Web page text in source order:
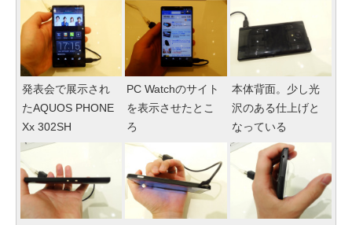
発表会で展示され
たAQUOS PHONE
Xx 302SH
PC Watchのサイト
を表示させたとこ
ろ
本体背面。少し光
沢のある仕上げと
なっている